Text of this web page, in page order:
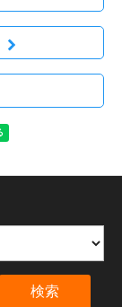
検索